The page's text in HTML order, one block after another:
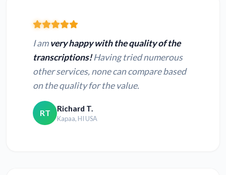
I amvery happy with the quality of the
transcriptions!Having tried numerous
other services, none can compare based
on the quality for the value.
RT Richard T.
Kapaa, HI USA